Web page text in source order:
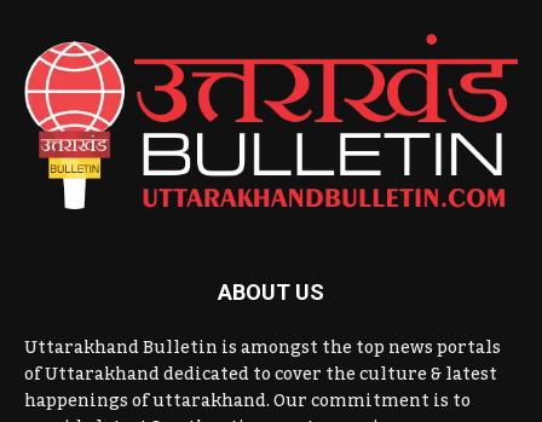
ABOUT US
Uttarakhand Bulletin is amongst the top news portals
of Uttarakhand dedicated to cover the culture & latest
happenings of uttarakhand. Our commitment is to